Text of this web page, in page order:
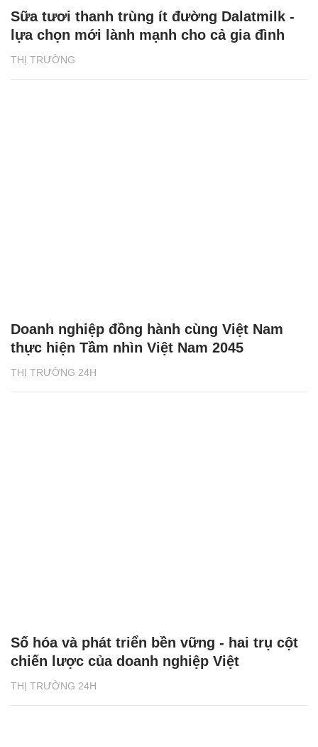
THỊ TRƯỜNG
Sữa tươi thanh trùng ít đường Dalatmilk -
lựa chọn mới lành mạnh cho cả gia đình
THỊ TRƯỜNG 24H
Doanh nghiệp đồng hành cùng Việt Nam
thực hiện Tầm nhìn Việt Nam 2045
THỊ TRƯỜNG 24H
Số hóa và phát triển bền vững - hai trụ cột
chiến lược của doanh nghiệp Việt